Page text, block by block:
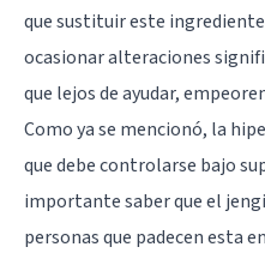
que sustituir este
ocasionar alteraciones
que lejos de ayudar,
Como ya se mencionó, la
que debe controlarse bajo
importante saber que el
personas que padecen esta